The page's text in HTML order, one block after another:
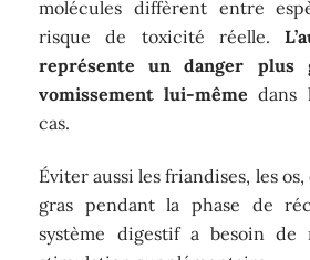
molécules diffèrent entre
risque de toxicité réelle.
représente un danger plus
vomissement lui-même dans
cas.
Éviter aussi les friandises, les
gras pendant la phase de
système digestif a besoin de